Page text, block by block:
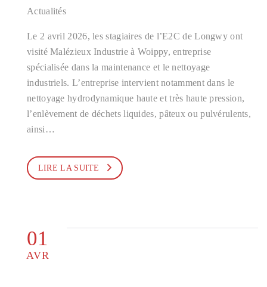
Actualités
Le 2 avril 2026, les stagiaires de l’E2C de Longwy ont
visité Malézieux Industrie à Woippy, entreprise
spécialisée dans la maintenance et le nettoyage
industriels. L’entreprise intervient notamment dans le
nettoyage hydrodynamique haute et très haute pression,
l’enlèvement de déchets liquides, pâteux ou pulvérulents,
ainsi…
LIRE LA SUITE
01
AVR